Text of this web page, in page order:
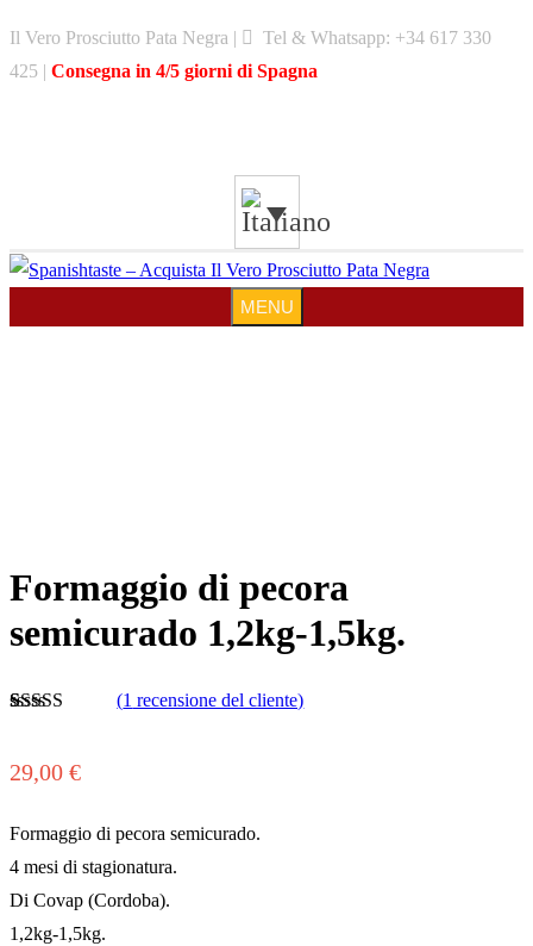
Il Vero Prosciutto Pata Negra |
Tel & Whatsapp: +34 617 330
425 | Consegna in 4/5 giorni di Spagna
MENU
MENU
Formaggio di pecora
semicurado 1,2kg-1,5kg.
su base di
recensioni
(1 recensione del cliente)
29,00 €
Formaggio di pecora semicurado.
4 mesi di stagionatura.
Di Covap (Cordoba).
1,2kg-1,5kg.